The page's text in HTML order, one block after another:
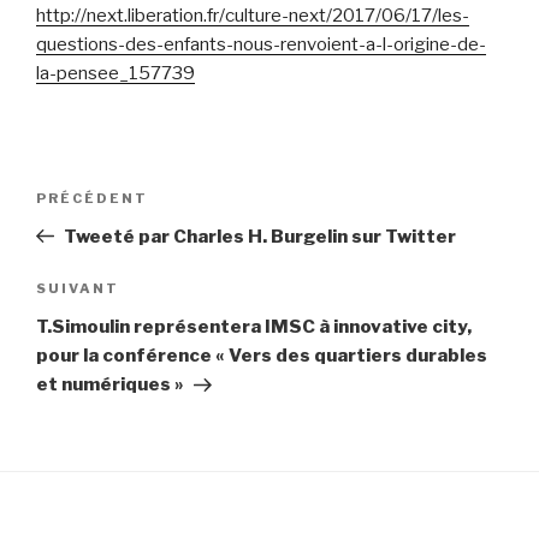
http://next.liberation.fr/culture-next/2017/06/17/les-
questions-des-enfants-nous-renvoient-a-l-origine-de-
la-pensee_157739
Navigation
l’article
Article
précédent
PRÉCÉDENT
Tweeté par Charles H. Burgelin sur Twitter
Article
suivant
SUIVANT
T.Simoulin représentera IMSC à innovative city,
pour la conférence « Vers des quartiers durables
et numériques »